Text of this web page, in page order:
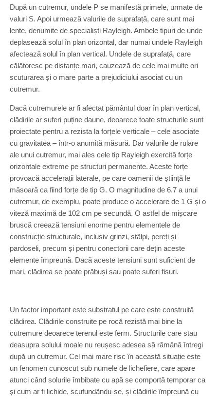
După un cutremur, undele P se manifestă primele, urmate de
valuri S. Apoi urmează valurile de suprafață, care sunt mai
lente, denumite de specialiști Rayleigh. Ambele tipuri de unde
deplasează solul în plan orizontal, dar numai undele Rayleigh
afectează solul în plan vertical. Undele de suprafață, care
călătoresc pe distanțe mari, cauzează de cele mai multe ori
scuturarea și o mare parte a prejudiciului asociat cu un
cutremur.
Dacă cutremurele ar fi afectat pământul doar în plan vertical,
clădirile ar suferi puține daune, deoarece toate structurile sunt
proiectate pentru a rezista la forțele verticale – cele asociate
cu gravitatea – într-o anumită măsură. Dar valurile de rulare
ale unui cutremur, mai ales cele tip Rayleigh exercită forțe
orizontale extreme pe structuri permanente. Aceste forțe
provoacă accelerații laterale, pe care oamenii de știință le
măsoară ca fiind forțe de tip G. O magnitudine de 6.7 a unui
cutremur, de exemplu, poate produce o accelerare de 1 G și o
viteză maximă de 102 cm pe secundă. O astfel de mișcare
bruscă creează tensiuni enorme pentru elementele de
construcție structurale, inclusiv grinzi, stâlpi, pereți și
pardoseli, precum și pentru conectorii care dețin aceste
elemente împreună. Dacă aceste tensiuni sunt suficient de
mari, clădirea se poate prăbuși sau poate suferi fisuri.
Un factor important este substratul pe care este construită
clădirea. Clădirile construite pe rocă rezistă mai bine la
cutremure deoarece terenul este ferm. Structurile care stau
deasupra solului moale nu reușesc adesea să rămână întregi
după un cutremur. Cel mai mare risc în această situație este
un fenomen cunoscut sub numele de lichefiere, care apare
atunci când solurile îmbibate cu apă se comportă temporar ca
şi cum ar fi lichide, scufundându-se, și clădirile împreună cu